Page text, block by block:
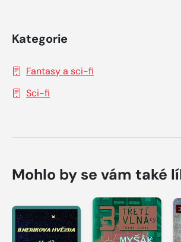
Kategorie
Fantasy a sci-fi
Sci-fi
Mohlo by se vám také